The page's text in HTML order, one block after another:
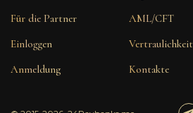
Für die Partner
Einloggen
Anmeldung
AML/CFT
Vertraulichkeit
Kontakte